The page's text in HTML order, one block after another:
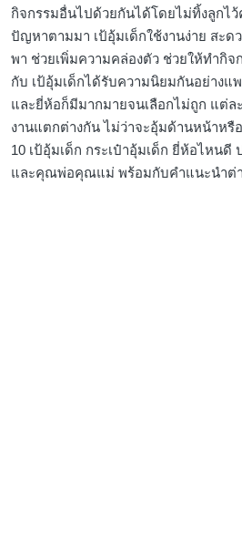
กิจกรรมอื่นไปด้วยกันได้โดยไม่ทิ้งลูกไว้
ปัญหาตามมา เป้อุ้มเด็กใช้งานง่าย สะด
พา ช่วยเพิ่มความคล่องตัว ช่วยให้ทำกิ
กับ เป้อุ้มเด็กได้รับความนิยมกันอย่าง
และยี่ห้อก็มีมากมายจนเลือกไม่ถูก แต่
งานแตกต่างกัน ไม่ว่าจะอุ้มด้านหน้าหรื
10 เป้อุ้มเด็ก กระเป๋าอุ้มเด็ก ยี่ห้อไหน
และคุณพ่อคุณแม่ พร้อมกับคำแนะนำต่า